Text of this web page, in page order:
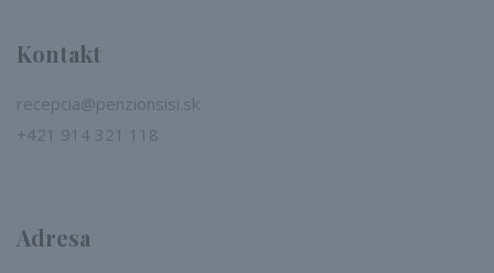
Kontakt
recepcia@penzionsisi.sk
+421 914 321 118
Adresa